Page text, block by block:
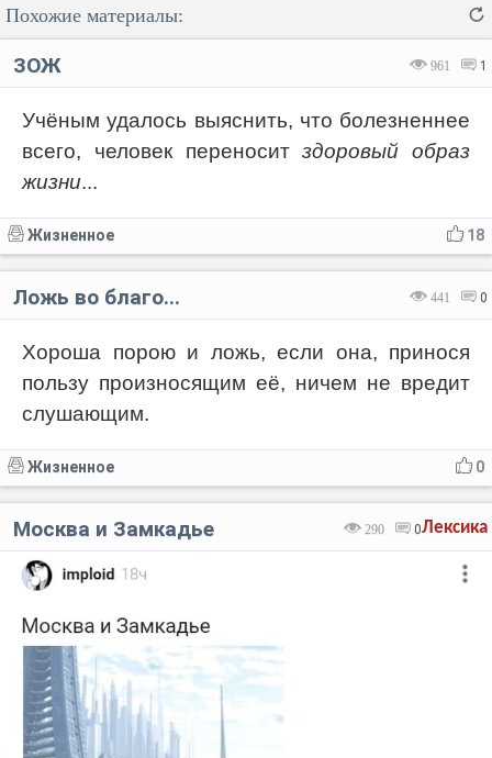
Код: Отправить
Похожие материалы:
961 1
ЗОЖ
Учёным удалось выяснить, что болезненнее
всего, человек переноситздоровый образ
жизни...
18
Жизненное
441 0
Ложь во благо...
Хороша порою и ложь, если она, принося
пользу произносящим её, ничем не вредит
слушающим.
0
Жизненное
Лексика
290 0
Москва и Замкадье